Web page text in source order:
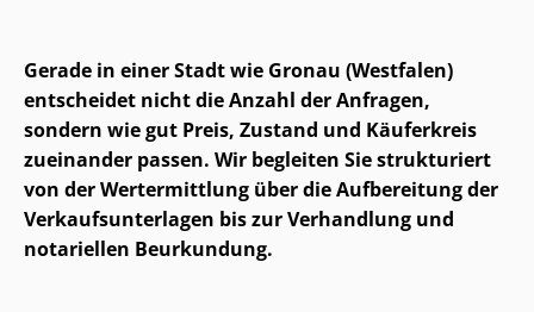
Gerade in einer Stadt wie Gronau (Westfalen)
entscheidet nicht die Anzahl der Anfragen,
sondern wie gut Preis, Zustand und Käuferkreis
zueinander passen. Wir begleiten Sie strukturiert
von der Wertermittlung über die Aufbereitung der
Ver­kaufs­un­ter­la­gen bis zur Verhandlung und
notariellen Beurkundung.